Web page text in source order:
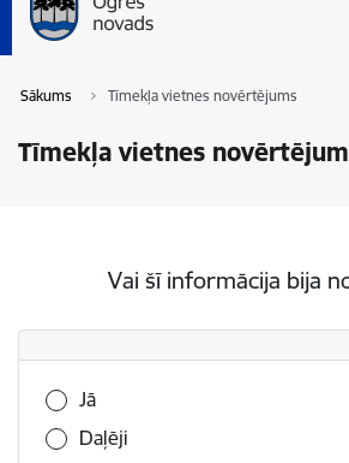
Sākums Tīmekļa vietnes novērtējums
Tīmekļa vietnes
Vai šī informācija bija
Vai šī informācija bija noderīga?
Jā
Daļēji